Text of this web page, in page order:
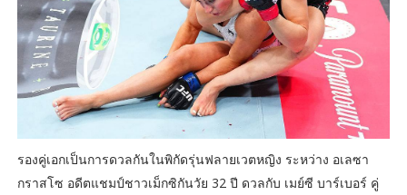
รองคู่เอกเป็นการดวลกันในพิกัดรุ่นฟลายเวตหญิง ระหว่าง อเลซา
กราสโซ อดีตแชมป์ชาวเม็กซิกันวัย 32 ปี ดวลกับ เมย์ซี บาร์เบอร์ คู่